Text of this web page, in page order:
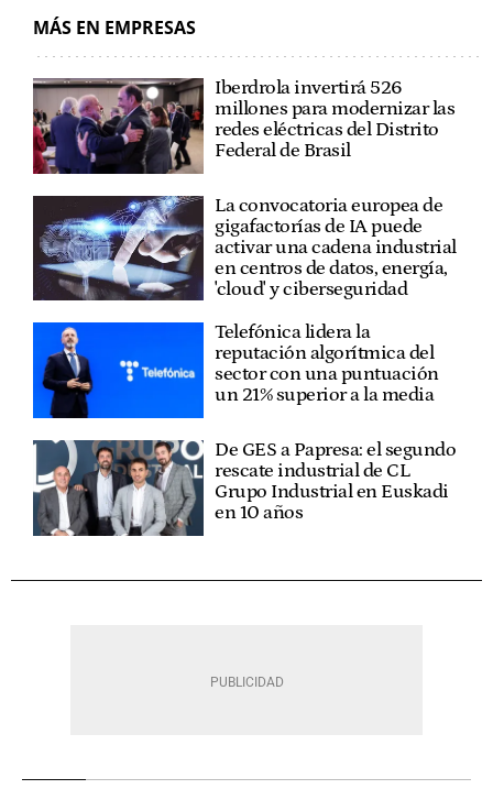
MÁS EN EMPRESAS
Iberdrola invertirá 526
millones para modernizar las
redes eléctricas del Distrito
Federal de Brasil
La convocatoria europea de
gigafactorías de IA puede
activar una cadena industrial
en centros de datos, energía,
'cloud' y ciberseguridad
Telefónica lidera la
reputación algorítmica del
sector con una puntuación
un 21% superior a la media
De GES a Papresa: el segundo
rescate industrial de CL
Grupo Industrial en Euskadi
en 10 años